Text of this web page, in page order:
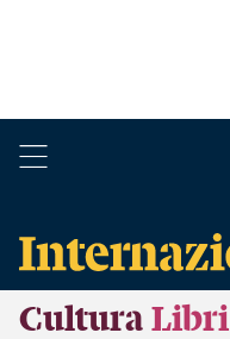
Cultura Libri